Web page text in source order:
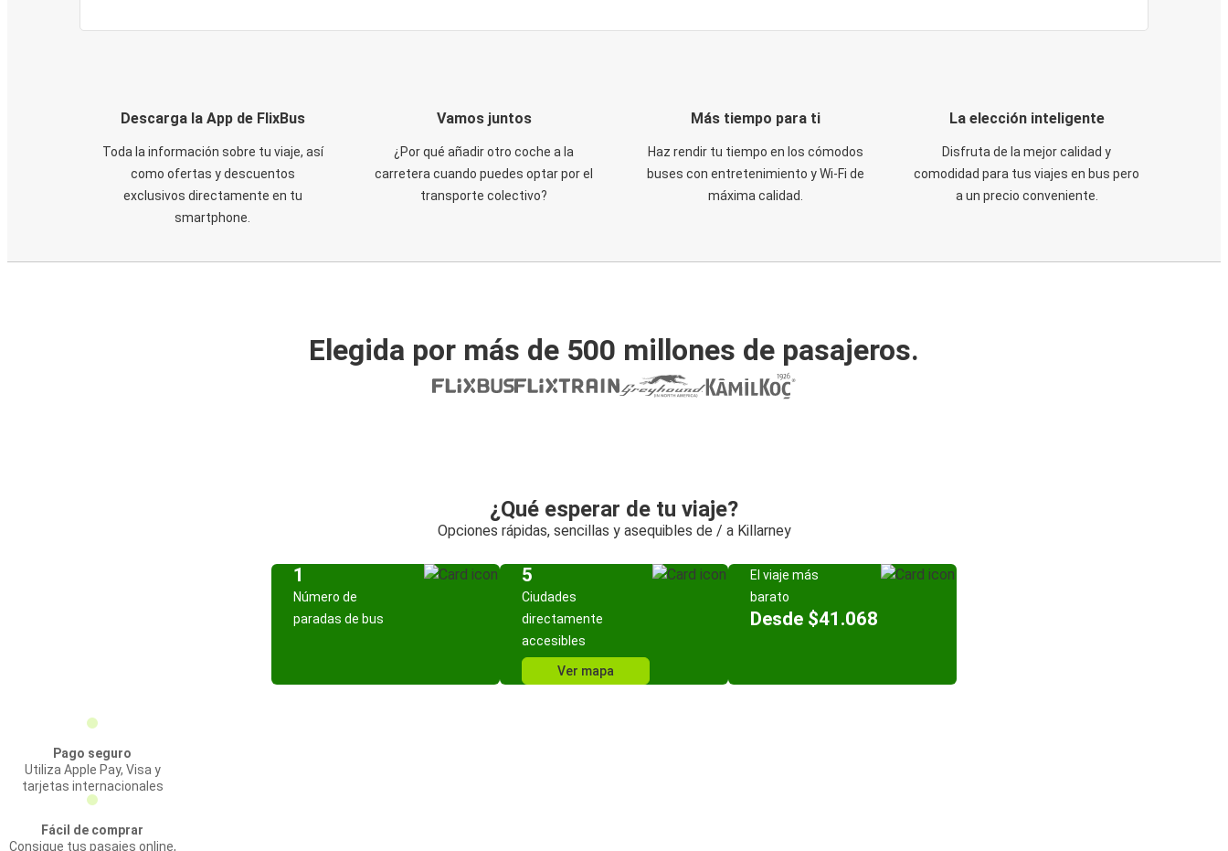
Descarga la App de FlixBus
Toda la información sobre tu viaje, así
como ofertas y descuentos
exclusivos directamente en tu
smartphone.
Vamos juntos
¿Por qué añadir otro coche a la
carretera cuando puedes optar por el
transporte colectivo?
Más tiempo para ti
Haz rendir tu tiempo en los cómodos
buses con entretenimiento y Wi-Fi de
máxima calidad.
La elección inteligente
Disfruta de la mejor calidad y
comodidad para tus viajes en bus pero
a un precio conveniente.
Elegida por más de 500 millones de pasajeros.
¿Qué esperar de tu viaje?
Opciones rápidas, sencillas y asequibles de / a Killarney
1
Número de
paradas de bus
5
Ciudades
directamente
accesibles
Ver mapa
El viaje más
barato
Desde $41.068
Pago seguro
Utiliza Apple Pay, Visa y
tarjetas internacionales
Fácil de comprar
Consigue tus pasajes online,